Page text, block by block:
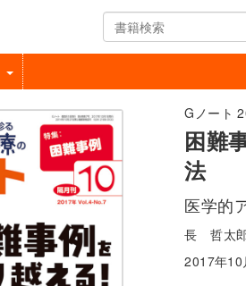
Gノート
困難
法
医学的
長 哲太
2017年10